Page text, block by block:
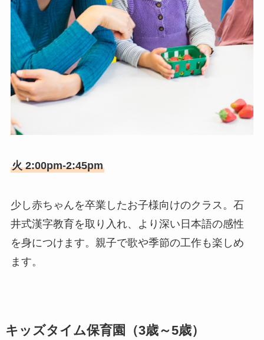
火 2:00pm-2:45pm
少し赤ちゃんを卒業したお子様向けのクラス。石
井式漢字教育を取り入れ、より深い日本語の感性
を身につけます。親子で歌や季節の工作も楽しめ
ます。
キッズタイム保育園（3歳～5歳）